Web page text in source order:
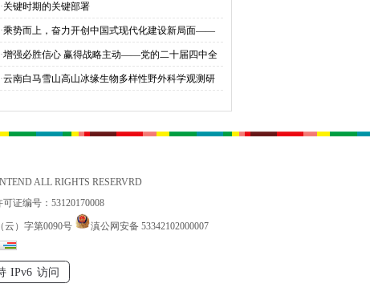
·关键时期的关键部署
·乘势而上，奋力开创中国式现代化建设新局面——
与会同志谈贯彻落实党的二十届四中全会精神
·增强必胜信心 赢得战略主动——党的二十届四中全
会锚定中国式现代化发展新目标
·云南白马雪山高山冰缘生物多样性野外科学观测研